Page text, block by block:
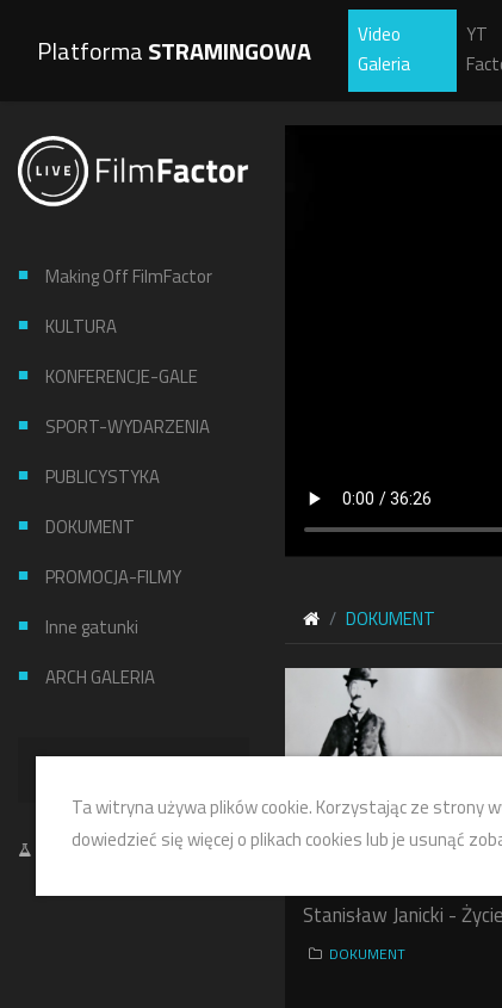
PlatformaSTRAMINGOWA
Video
Galeria
YT
Making Off FilmFactor
KULTURA
KONFERENCJE-GALE
SPORT-WYDARZENIA
PUBLICYSTYKA
DOKUMENT
PROMOCJA-FILMY
Inne gatunki
ARCH GALERIA
Zamień kolory
DOKUMENT
Stanisław Janicki -
DOKUMENT
Ta witryna używa plików cookie. Korzystając ze strony
dowiedzieć się więcej o plikach cookies lub je usunąć